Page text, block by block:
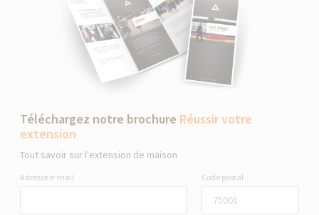
Téléchargez notre brochure Réussir votre
extension
Tout savoir sur l'extension de maison
Adresse e-mail Code postal